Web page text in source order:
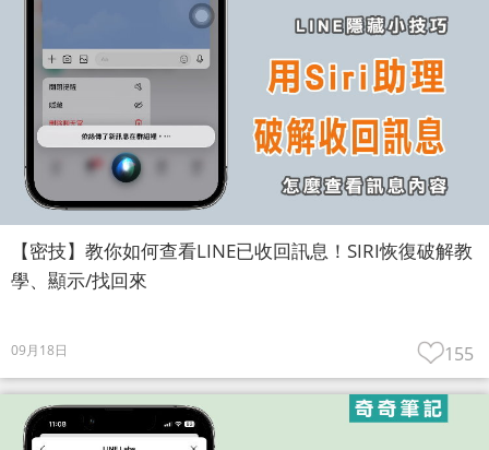
【密技】教你如何查看LINE已收回訊息！SIRI恢復破解教
學、顯示/找回來
09月18日 155